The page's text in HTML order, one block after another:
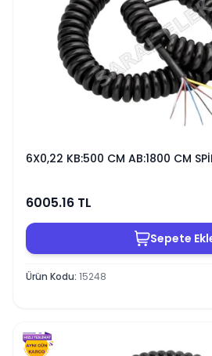
6X0,22 KB:500 CM AB:1800 CM
6005.16 TL
Sepete
Ürün Kodu: 15248